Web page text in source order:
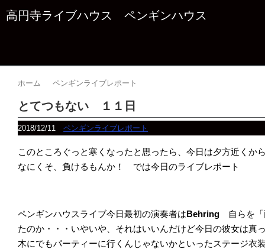
高円寺ライブハウス ペンギンハウス
ホーム ペンギンライブレポート
とてつもない １１日
2018/12/11 ペンギンライブレポート
このところぐっと寒くなったと思ったら、今日は夕方近く
なにくそ、負けるもんか！ では今日のライブレポート
ペンギンハウスライブ今日最初の演奏者はBehring
自らを
たのか・・・いやいや、それはいいんだけど今日の彼女は真
木にでもパーティーに行くんじゃないかといったステージ衣